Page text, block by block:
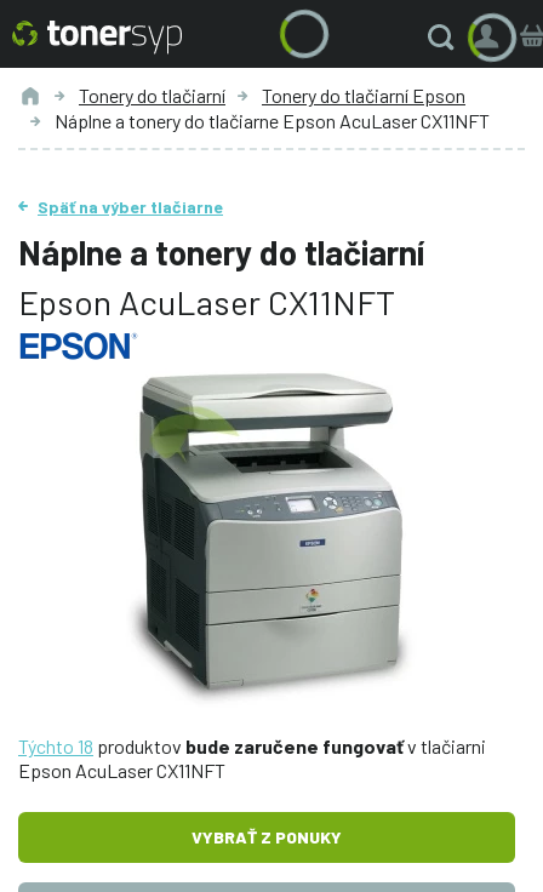
Tonery do tlačiarní
Tonery do tlačiarní Epson
Náplne a tonery do tlačiarne Epson AcuLaser CX11NFT
Späť na výber tlačiarne
Náplne a tonery do tlačiarní
Epson AcuLaser CX11NFT
Týchto 18 produktov bude zaručene fungovaťv tlačiarni
Epson AcuLaser CX11NFT
VYBRAŤ Z PONUKY